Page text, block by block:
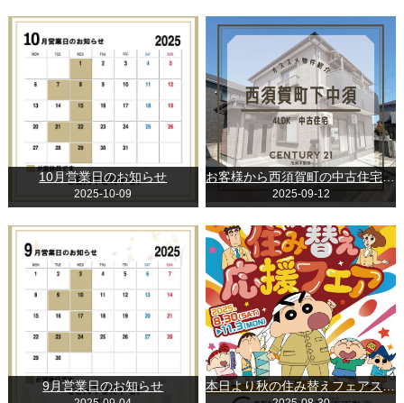
10月営業日のお知らせ
2025-10-09
お客様から西須賀町の中古住宅をお預かりしました。
2025-09-12
9月営業日のお知らせ 本日より秋の住み替えフェアスタートです！